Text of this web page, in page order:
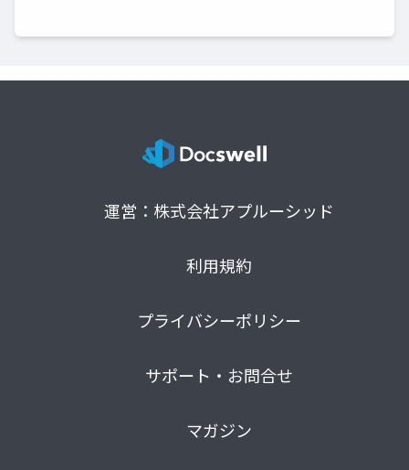
運営：株式会社アプルーシッド
利用規約
プライバシーポリシー
サポート・お問合せ
マガジン